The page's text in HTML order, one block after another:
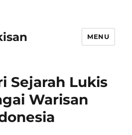
MENU
Sejarah Lukis
Warisan